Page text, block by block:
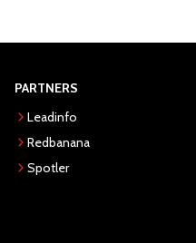
PARTNERS
Leadinfo
Redbanana
Spotler